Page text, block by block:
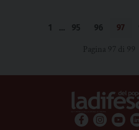
1 … 95 96 97
Pagina 97 di 99